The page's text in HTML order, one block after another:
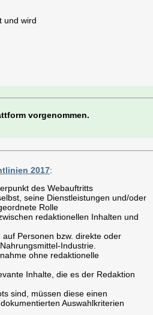
und wird
vorgenommen.
2017:
des Webauftritts
seine Dienstleistungen und/oder
Rolle
redaktionellen Inhalten und
Personen bzw. direkte oder
Industrie.
ohne redaktionelle
Inhalte, die es der Redaktion
sind, müssen diese einen
Auswahlkriterien